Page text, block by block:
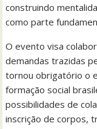
construindo
como parte
O evento visa
demandas trazidas
tornou obrigatório o
formação social
possibilidades de
inscrição de corpos,